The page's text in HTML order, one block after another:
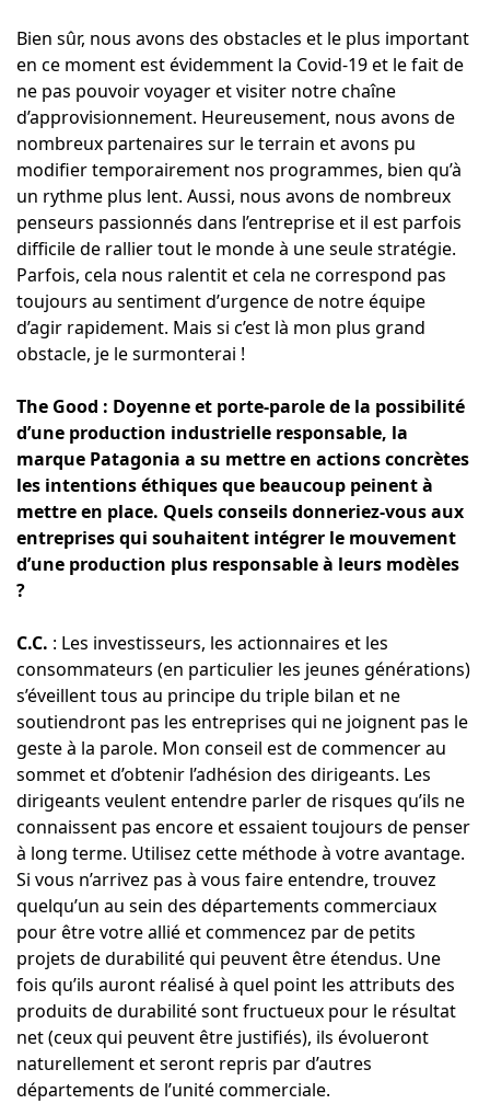
Bien sûr, nous avons des obstacles et le plus important
en ce moment est évidemment la Covid-19 et le fait de
ne pas pouvoir voyager et visiter notre chaîne
d’approvisionnement. Heureusement, nous avons de
nombreux partenaires sur le terrain et avons pu
modifier temporairement nos programmes, bien qu’à
un rythme plus lent. Aussi, nous avons de nombreux
penseurs passionnés dans l’entreprise et il est parfois
difficile de rallier tout le monde à une seule stratégie.
Parfois, cela nous ralentit et cela ne correspond pas
toujours au sentiment d’urgence de notre équipe
d’agir rapidement. Mais si c’est là mon plus grand
obstacle, je le surmonterai !
The Good : Doyenne et porte-parole de la possibilité
d’une production industrielle responsable, la
marque Patagonia a su mettre en actions concrètes
les intentions éthiques que beaucoup peinent à
mettre en place. Quels conseils donneriez-vous aux
entreprises qui souhaitent intégrer le mouvement
d’une production plus responsable à leurs modèles
?
C.C. : Les investisseurs, les actionnaires et les
consommateurs (en particulier les jeunes générations)
s’éveillent tous au principe du triple bilan et ne
soutiendront pas les entreprises qui ne joignent pas le
geste à la parole. Mon conseil est de commencer au
sommet et d’obtenir l’adhésion des dirigeants. Les
dirigeants veulent entendre parler de risques qu’ils ne
connaissent pas encore et essaient toujours de penser
à long terme. Utilisez cette méthode à votre avantage.
Si vous n’arrivez pas à vous faire entendre, trouvez
quelqu’un au sein des départements commerciaux
pour être votre allié et commencez par de petits
projets de durabilité qui peuvent être étendus. Une
fois qu’ils auront réalisé à quel point les attributs des
produits de durabilité sont fructueux pour le résultat
net (ceux qui peuvent être justifiés), ils évolueront
naturellement et seront repris par d’autres
départements de l’unité commerciale.